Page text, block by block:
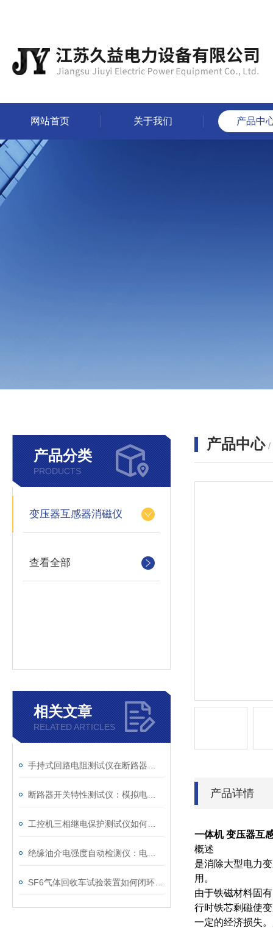
网站首页 关于我们 产品中
产品分类
PRODUCTS
变压器互感器消磁仪
查看全部
相关文章
RELATED ARTICLES
产品中心 /
产品详情
一体机 变压器互
概述
是消除大型电力
用。
由于铁磁材料固
行时铁芯剩磁使
一定的经济损失